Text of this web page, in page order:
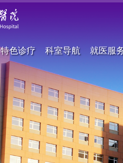
特色诊疗 科室导航 就医服